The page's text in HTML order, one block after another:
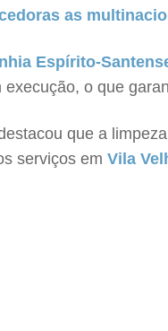
as
Espírito-
o que
que a
serviços em Vila